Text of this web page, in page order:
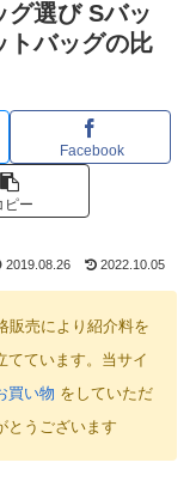
グ選び Sバッ
トバッグの比
Facebook
ピー
2019.08.26 2022.10.05
販売により紹介料を
てています。当サイ
買い物 をしていただ
とうございます